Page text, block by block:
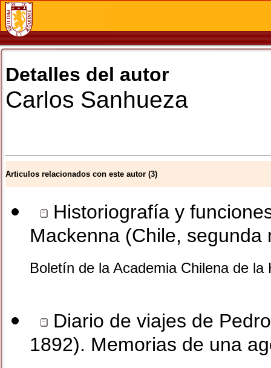
Detalles del autor
Carlos Sanhueza
Articulos relacionados con este autor (3)
Historiografía y
Mackenna (Chile, segunda
Boletín de la Academia Chilena de
Diario de viajes de
1892). Memorias de una